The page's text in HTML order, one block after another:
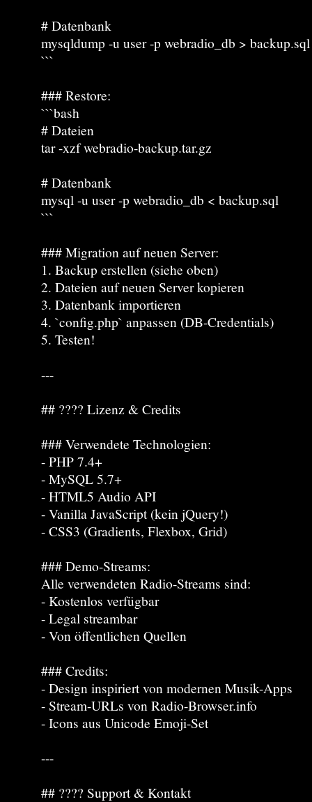
# Datenbank
mysqldump -u user -p webradio_db > backup.sql
```
### Restore:
```bash
# Dateien
tar -xzf webradio-backup.tar.gz
# Datenbank
mysql -u user -p webradio_db < backup.sql
```
### Migration auf neuen Server:
1. Backup erstellen (siehe oben)
2. Dateien auf neuen Server kopieren
3. Datenbank importieren
4. `config.php` anpassen (DB-Credentials)
5. Testen!
---
## ???? Lizenz & Credits
### Verwendete Technologien:
- PHP 7.4+
- MySQL 5.7+
- HTML5 Audio API
- Vanilla JavaScript (kein jQuery!)
- CSS3 (Gradients, Flexbox, Grid)
### Demo-Streams:
Alle verwendeten Radio-Streams sind:
- Kostenlos verfügbar
- Legal streambar
- Von öffentlichen Quellen
### Credits:
- Design inspiriert von modernen Musik-Apps
- Stream-URLs von Radio-Browser.info
- Icons aus Unicode Emoji-Set
---
## ???? Support & Kontakt